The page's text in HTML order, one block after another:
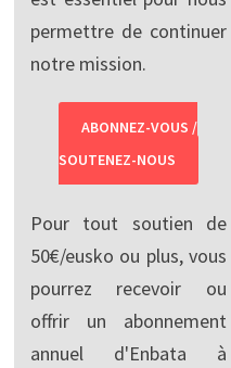
permettre de continuer
notre mission.
ABONNEZ-VOUS /
SOUTENEZ-NOUS
Pour tout soutien de
50€/eusko ou plus, vous
pourrez recevoir ou
offrir un abonnement
annuel d'Enbata à